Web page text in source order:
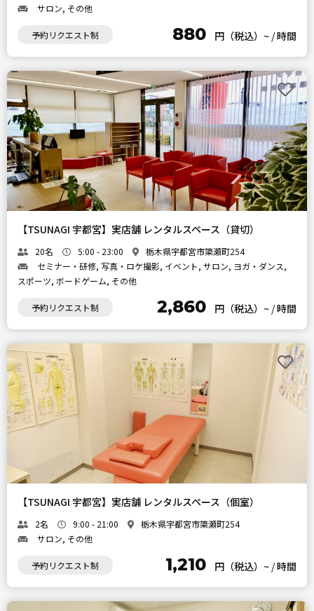
サロン, その他
予約リクエスト制 880 円（税込）~ /時間
【TSUNAGI 宇都宮】実店舗 レンタルスペース（貸切）
20名 5:00 - 23:00
栃木県宇都宮市簗瀬町254
セミナー・研修, 写真・ロケ撮影, イベント, サロン, ヨガ・ダンス,
スポーツ, ボードゲーム, その他
予約リクエスト制 2,860 円（税込）~ /時間
【TSUNAGI 宇都宮】実店舗 レンタルスペース（個室）
2名 9:00 - 21:00
栃木県宇都宮市簗瀬町254
サロン, その他
予約リクエスト制 1,210 円（税込）~ /時間